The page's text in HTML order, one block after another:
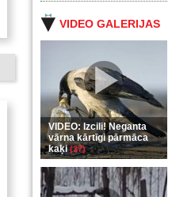
VIDEO GALERIJAS
VIDEO: Izcili! Neganta
vārna kārtīgi pārmāca
kaķi(37)